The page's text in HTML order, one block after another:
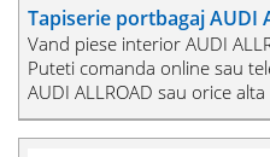
Tapiserie portbagaj AUDI
Vand piese interior AUDI
Puteti comanda online sau
AUDI ALLROAD sau orice